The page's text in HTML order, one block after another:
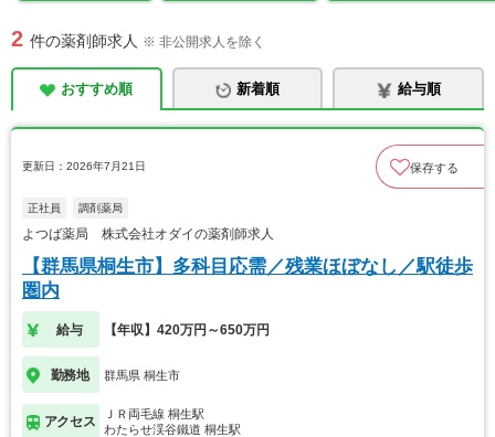
2 件の薬剤師求人 ※ 非公開求人を除く
おすすめ順 新着順 給与順
更新日：2026年7月21日 保存する
正社員 調剤薬局
よつば薬局 株式会社オダイの薬剤師求人
【群馬県桐生市】多科目応需／残業ほぼなし／駅徒歩
圏内
給与 【年収】420万円～650万円
勤務地 群馬県 桐生市
アクセス
ＪＲ両毛線 桐生駅
わたらせ渓谷鐵道 桐生駅